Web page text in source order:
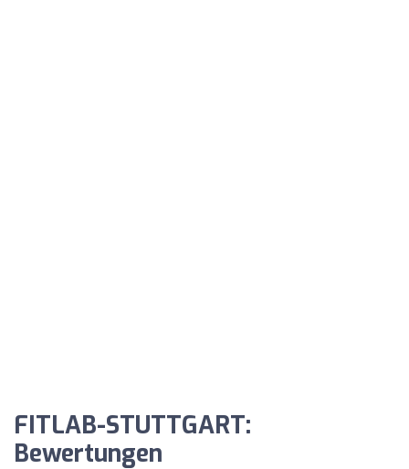
FITLAB-STUTTGART:
Bewertungen